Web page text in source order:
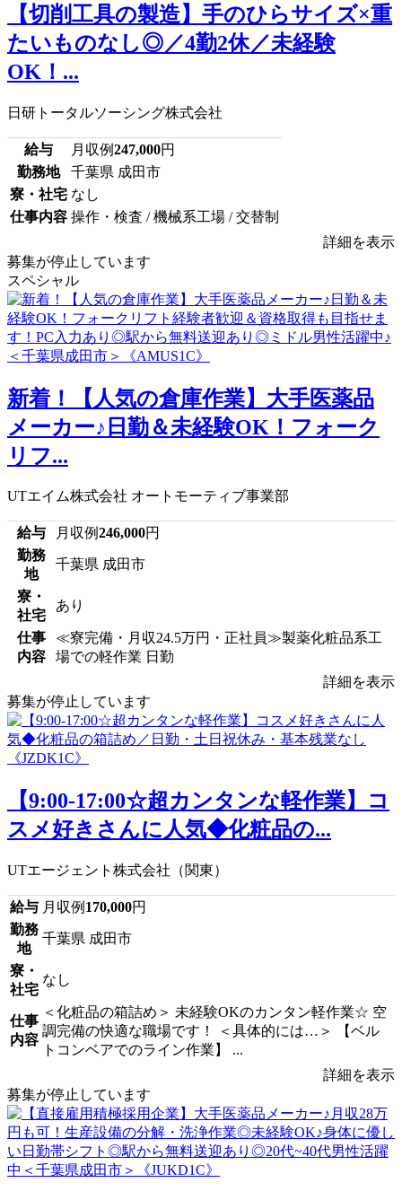
【切削工具の製造】手のひらサイズ×重
たいものなし◎／4勤2休／未経験
OK！...
日研トータルソーシング株式会社
給与 月収例247,000円
勤務地
千葉県 成田市
寮・社宅 なし
仕事内容 操作・検査 / 機械系工場 / 交替制
詳細を表示
募集が停止しています
スペシャル
新着！【人気の倉庫作業】大手医薬品
メーカー♪日勤＆未経験OK！フォーク
リフ...
UTエイム株式会社 オートモーティブ事業部
給与 月収例246,000円
勤務
地
千葉県 成田市
寮・
社宅
あり
仕事
内容
≪寮完備・月収24.5万円・正社員≫製薬化粧品系工
場での軽作業 日勤
詳細を表示
募集が停止しています
【9:00-17:00☆超カンタンな軽作業】コ
スメ好きさんに人気◆化粧品の...
UTエージェント株式会社（関東）
給与 月収例 170,000円
勤務
地
千葉県 成田市
寮・
社宅
なし
仕事
内容
＜化粧品の箱詰め＞ 未経験OKのカンタン軽作業☆ 空
調完備の快適な職場です！ ＜具体的には…＞ 【ベル
トコンベアでのライン作業】 ...
詳細を表示
募集が停止しています